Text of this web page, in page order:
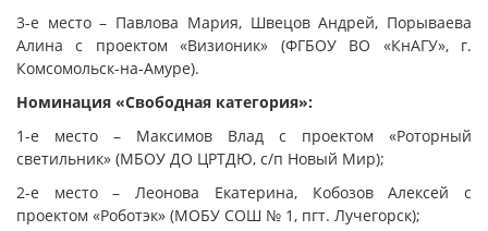
3-е место – Павлова Мария, Швецов Андрей, Порываева
Алина с проектом «Визионик» (ФГБОУ ВО «КнАГУ», г.
Комсомольск-на-Амуре).
Номинация «Свободная категория»:
1-е место – Максимов Влад с проектом «Роторный
светильник» (МБОУ ДО ЦРТДЮ, с/п Новый Мир);
2-е место – Леонова Екатерина, Кобозов Алексей с
проектом «Роботэк» (МОБУ СОШ № 1, пгт. Лучегорск);